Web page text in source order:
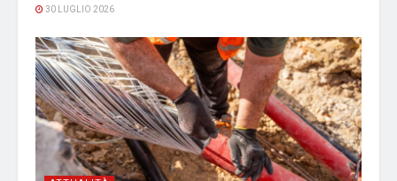
30 LUGLIO 2026